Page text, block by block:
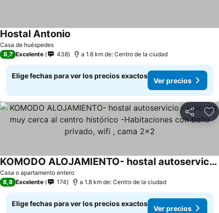
Casa de huéspedes
Hostal Antonio
8,7 Excelente 438 a 1.8 km de: Centro de la ciudad
Elige fechas para ver los precios exactos
Ver precios
Compartir
Casa o apartamento entero
KOMODO ALOJAMIENTO- hostal autoservicio - ubicado muy cerca al centro histórico -Habitaciones con baño privado, wifi , cama 2x2
Ver precios
8,8 Excelente 174 a 1.8 km de: Centro de la ciudad
Elige fechas para ver los precios exactos
Ver precios